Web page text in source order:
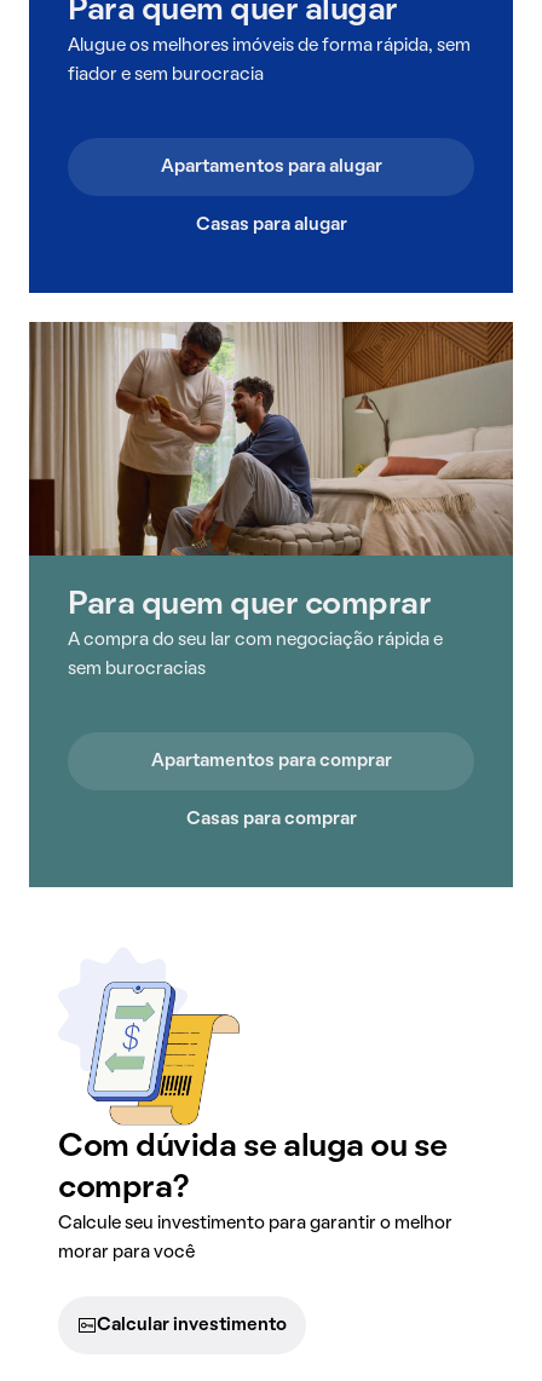
Para quem quer alugar
Alugue os melhores imóveis de forma rápida, sem
fiador e sem burocracia
Apartamentos para alugar
Casas para alugar
Para quem quer comprar
A compra do seu lar com negociação rápida e
sem burocracias
Apartamentos para comprar
Casas para comprar
Com dúvida se aluga ou se
compra?
Calcule seu investimento para garantir o melhor
morar para você
Calcular investimento